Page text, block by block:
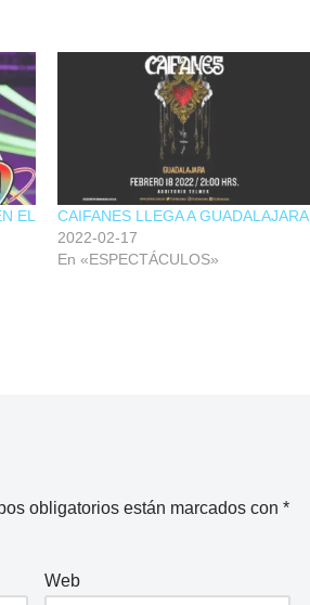
EL
CAIFANES LLEGA A GUADALAJARA
2022-02-17
En «ESPECTÁCULOS»
obligatorios están marcados con *
Web